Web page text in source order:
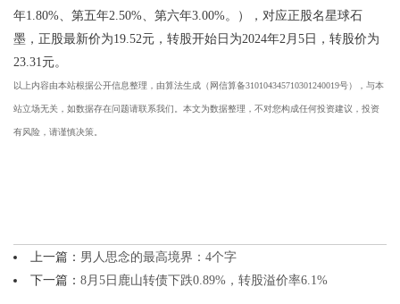
年1.80%、第五年2.50%、第六年3.00%。），对应正股名星球石
墨，正股最新价为19.52元，转股开始日为2024年2月5日，转股价为
23.31元。
以上内容由本站根据公开信息整理，由算法生成（网信算备310104345710301240019号），与本
站立场无关，如数据存在问题请联系我们。本文为数据整理，不对您构成任何投资建议，投资
有风险，请谨慎决策。
上一篇： 男人思念的最高境界：4个字
下一篇： 8月5日鹿山转债下跌0.89%，转股溢价率6.1%